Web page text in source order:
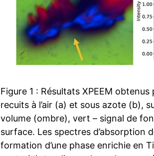
Figure 1 : Résultats XPEEM
recuits à l’air (a) et sous azote (b),
volume (ombre), vert – signal de
surface. Les spectres d’absorption
formation d’une phase enrichie en